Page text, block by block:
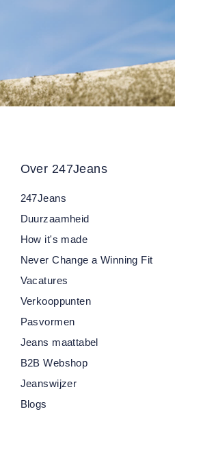
Over 247Jeans
247Jeans
Duurzaamheid
How it's made
Never Change a Winning Fit
Vacatures
Verkooppunten
Pasvormen
Jeans maattabel
B2B Webshop
Jeanswijzer
Blogs